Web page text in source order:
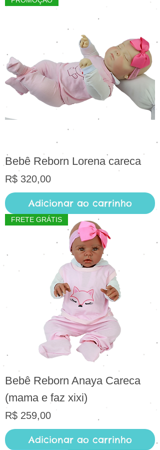
Bebê Reborn Lorena careca
Preço
R$ 320,00
Adicionar ao carrinho
FRETE GRÁTIS
Bebê Reborn Anaya Careca
(mama e faz xixi)
Preço
R$ 259,00
Adicionar ao carrinho